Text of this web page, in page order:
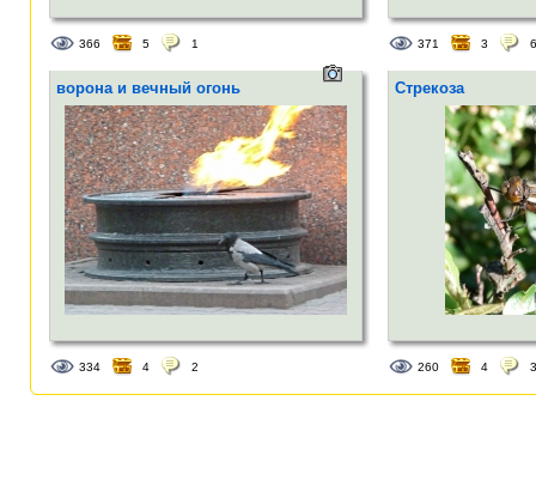
366 5 1 371 3 6
ворона и вечный огонь
334 4 2
Стрекоза
260 4 3